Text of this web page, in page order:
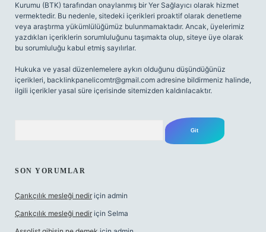
Kurumu (BTK) tarafından onaylanmış bir Yer Sağlayıcı olarak hizmet
vermektedir. Bu nedenle, sitedeki içerikleri proaktif olarak denetleme
veya araştırma yükümlülüğümüz bulunmamaktadır. Ancak, üyelerimiz
yazdıkları içeriklerin sorumluluğunu taşımakta olup, siteye üye olarak
bu sorumluluğu kabul etmiş sayılırlar.
Hukuka ve yasal düzenlemelere aykırı olduğunu düşündüğünüz
içerikleri, backlinkpanelicomtr@gmail.com adresine bildirmeniz halinde,
ilgili içerikler yasal süre içerisinde sitemizden kaldırılacaktır.
SON YORUMLAR
Çarıkçılık mesleği nedir için admin
Çarıkçılık mesleği nedir için Selma